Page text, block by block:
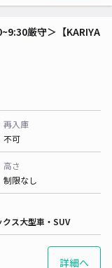
厳守＞【KARIYA
再入庫
不可
高さ
制限なし
クス大型車・SUV
詳細へ